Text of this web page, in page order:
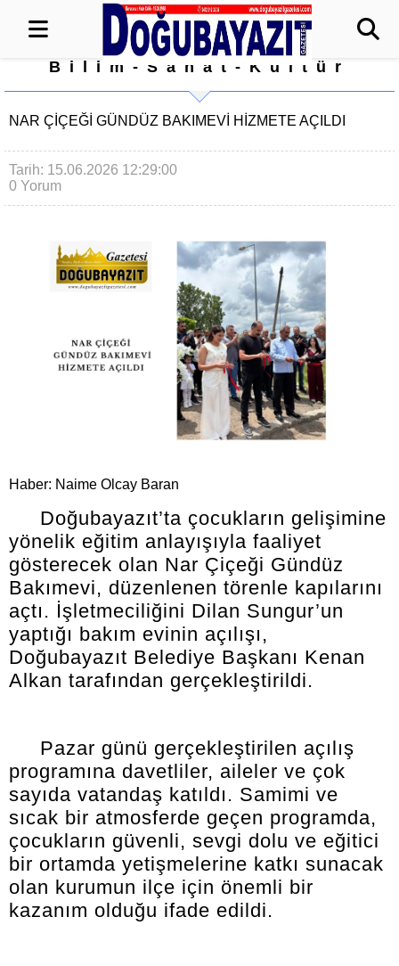
Bilim-Sanat-Kültür
NAR ÇİÇEĞİ GÜNDÜZ BAKIMEVİ HİZMETE AÇILDI
Tarih: 15.06.2026 12:29:00
0 Yorum
Haber: Naime Olcay Baran
Doğubayazıt’ta çocukların gelişimine
yönelik eğitim anlayışıyla faaliyet
gösterecek olan Nar Çiçeği Gündüz
Bakımevi, düzenlenen törenle kapılarını
açtı. İşletmeciliğini Dilan Sungur’un
yaptığı bakım evinin açılışı,
Doğubayazıt Belediye Başkanı Kenan
Alkan tarafından gerçekleştirildi.
Pazar günü gerçekleştirilen açılış
programına davetliler, aileler ve çok
sayıda vatandaş katıldı. Samimi ve
sıcak bir atmosferde geçen programda,
çocukların güvenli, sevgi dolu ve eğitici
bir ortamda yetişmelerine katkı sunacak
olan kurumun ilçe için önemli bir
kazanım olduğu ifade edildi.